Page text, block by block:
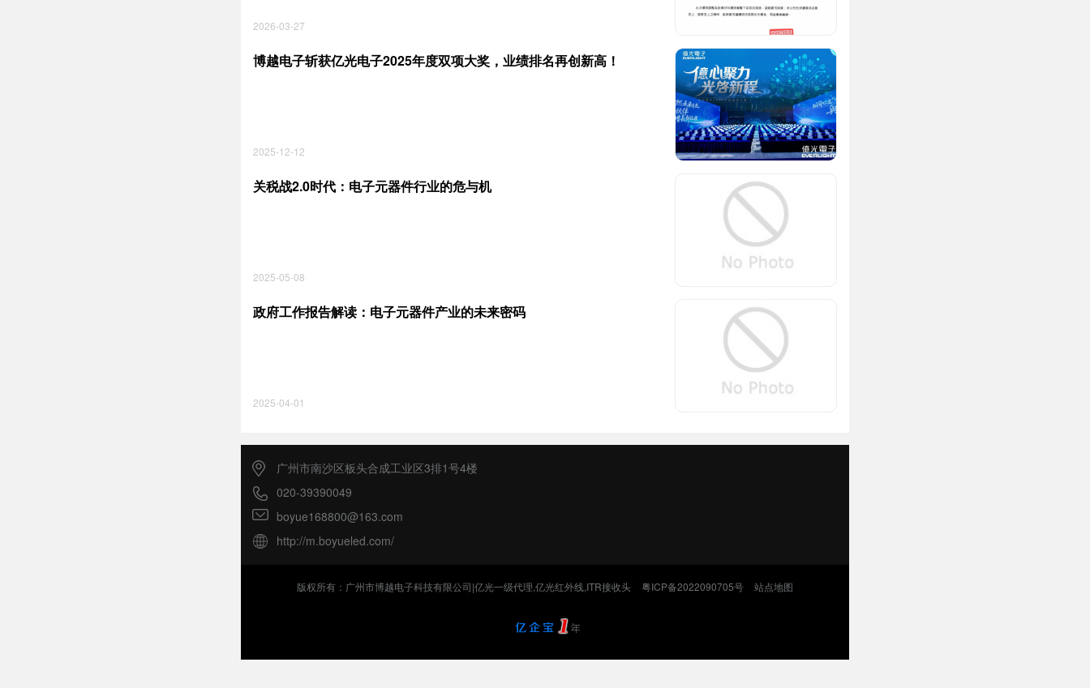
2026-03-27
博越电子斩获亿光电子2025年度双项大奖，业绩排名再创新高！
2025-12-12
关税战2.0时代：电子元器件行业的危与机
2025-05-08
政府工作报告解读：电子元器件产业的未来密码
2025-04-01
广州市南沙区板头合成工业区3排1号4楼
020-39390049
boyue168800@163.com
http://m.boyueled.com/
版权所有：广州市博越电子科技有限公司|亿光一级代理,亿光红外线,ITR接收头 粤ICP备2022090705号 站点地图